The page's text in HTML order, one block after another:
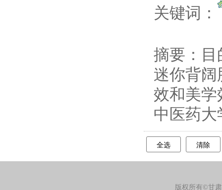
关键词：
摘要：
迷你背
效和美
中医药
全选 清除
版权所有©甘